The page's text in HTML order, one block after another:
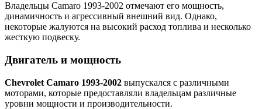
Владельцы Camaro 1993-2002 отмечают его мощность,
динамичность и агрессивный внешний вид. Однако,
некоторые жалуются на высокий расход топлива и несколько
жесткую подвеску.
Двигатель и мощность
Chevrolet Camaro 1993-2002 выпускался с различными
моторами, которые предоставляли владельцам различные
уровни мощности и производительности.